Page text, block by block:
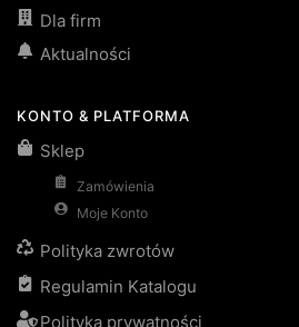
Dla firm
Aktualności
KONTO & PLATFORMA
Sklep
Zamówienia
Moje Konto
Polityka zwrotów
Regulamin Katalogu
Polityka prywatności